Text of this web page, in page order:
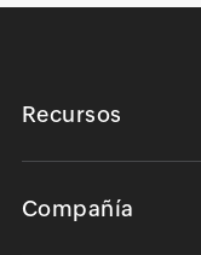
Recursos
Compañía